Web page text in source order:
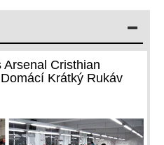
Cristhian
Krátký Rukáv